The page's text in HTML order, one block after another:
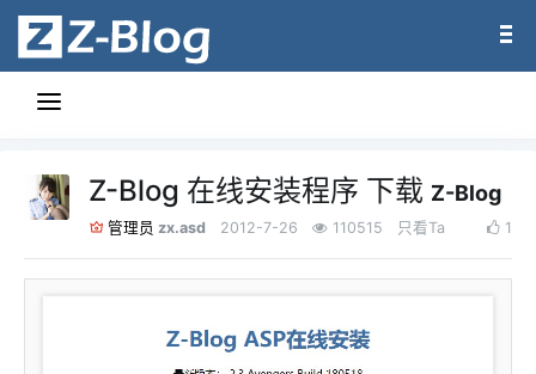
Z-Blog 在线安装程序 下载 Z-Blog
管理员 zx.asd 2012-7-26 110515 只看Ta 1